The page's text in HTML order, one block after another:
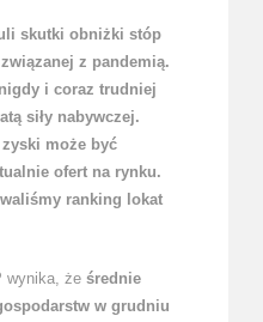
skutki obniżki stóp
z pandemią.
i coraz trudniej
siły nabywczej.
może być
ofert na rynku.
ranking lokat
wynika, że średnie
w grudniu